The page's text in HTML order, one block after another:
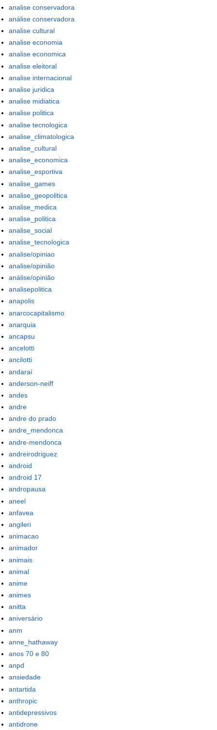
analise conservadora
análise conservadora
analise cultural
analise economia
analise economica
analise eleitoral
analise internacional
analise juridica
analise midiatica
analise politica
analise tecnologica
analise_climatologica
analise_cultural
analise_economica
analise_esportiva
analise_games
analise_geopolitica
analise_medica
analise_politica
analise_social
analise_tecnologica
analise/opiniao
analise/opinião
análise/opinião
analisepolitica
anapolis
anarcocapitalismo
anarquia
ancapsu
ancelotti
ancilotti
andaraí
anderson-neiff
andes
andre
andre do prado
andre_mendonca
andre-mendonca
andreirodriguez
android
android 17
andropausa
aneel
anfavea
angileri
animacao
animador
animais
animal
anime
animes
anitta
aniversário
anm
anne_hathaway
anos 70 e 80
anpd
ansiedade
antartida
anthropic
antidepressivos
antidrone